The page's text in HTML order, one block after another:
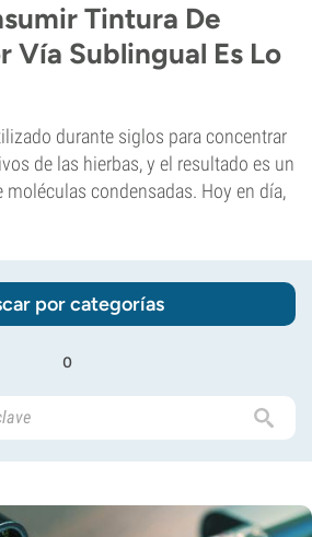
Tintura De
Vía Sublingual Es Lo
durante siglos para concentrar
de las hierbas, y el resultado es un
condensadas. Hoy en día,
por categorías
o